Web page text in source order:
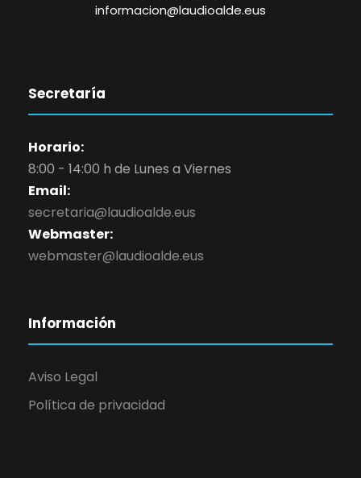
informacion@laudioalde.eus
Secretaría
Horario:
8:00 - 14:00 h de Lunes a Viernes
Email:
secretaria@laudioalde.eus
Webmaster:
webmaster@laudioalde.eus
Información
Aviso Legal
Política de privacidad